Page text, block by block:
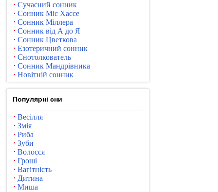
Сучасний сонник
Сонник Міс Хассе
Сонник Міллера
Сонник від А до Я
Сонник Цветкова
Езотеричний сонник
Снотолкователь
Сонник Мандрівника
Новітній сонник
Популярні сни
Весілля
Змія
Риба
Зуби
Волосся
Гроші
Вагітність
Дитина
Миша